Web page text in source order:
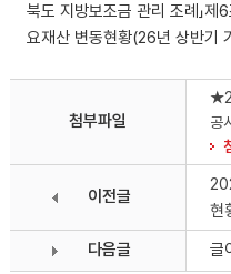
북도 지방보조금 관리 조례」
요재산 변동현황(26년 상반기
첨부파일
공
이전글
현
다음글
글